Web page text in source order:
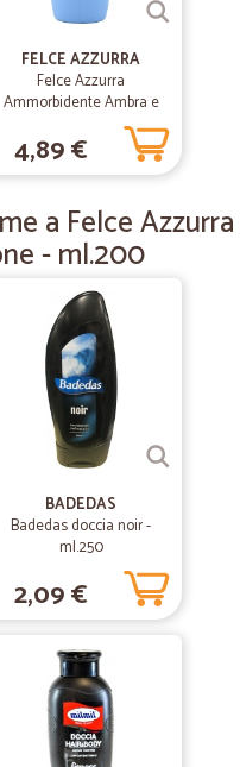
21/05/2019
FELCE AZZURRA
Felce Azzurra
Ammorbidente Ambra e
Vaniglia 2 L 40 lavaggi
4,89 €
a Felce Azzurra
- ml.200
BADEDAS
Badedas doccia noir -
ml.250
2,09 €